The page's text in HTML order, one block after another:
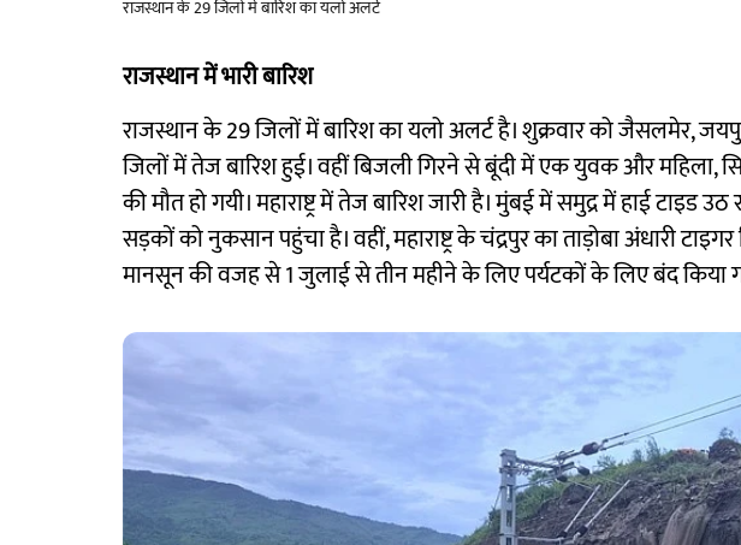
राजस्थान के 29 जिलों में बारिश का यलो अलर्ट
राजस्थान में भारी बारिश
राजस्थान के 29 जिलों में बारिश का यलो अलर्ट है। शुक्रवार को जैसलमेर,
जिलों में तेज बारिश हुई। वहीं बिजली गिरने से बूंदी में एक युवक और महिला,
की मौत हो गयी। महाराष्ट्र में तेज बारिश जारी है। मुंबई में समुद्र में हाई टाइड
सड़कों को नुकसान पहुंचा है। वहीं, महाराष्ट्र के चंद्रपुर का ताड़ोबा अंधारी
मानसून की वजह से 1 जुलाई से तीन महीने के लिए पर्यटकों के लिए बंद किया